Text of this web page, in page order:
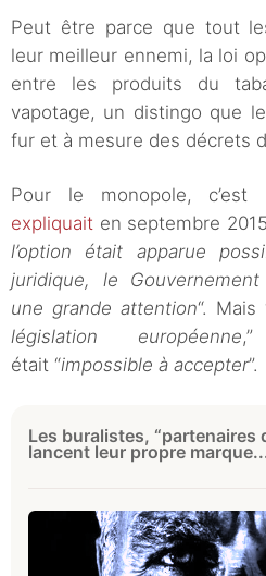
Peut être parce que tout
leur meilleur ennemi, la loi
entre les produits du
vapotage, un distingo que
fur et à mesure des décrets
Pour le monopole, c’est
expliquait en septembre
l’option était apparue
juridique, le
une grande attention“. Mais
législation européenne
était “impossible à accepter”.
Les buralistes, “partenaires
lancent leur propre